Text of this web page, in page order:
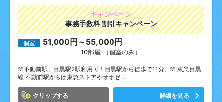
キャンペーン
事務手数料 割引キャンペーン
個室 51,000円～55,000円
10部屋 （個室のみ）
🌸不動前駅、目黒駅2駅利用可！目黒駅から徒歩で11分。🌸 東急目黒
線 不動前駅からは東急ストアやオオゼ…
クリップ 詳細を見る